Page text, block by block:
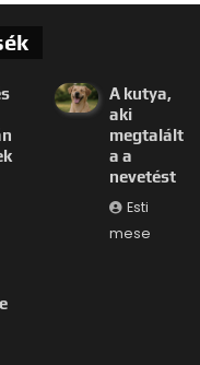
A kutya,
aki
megtalált
a a
nevetést
Esti
mese